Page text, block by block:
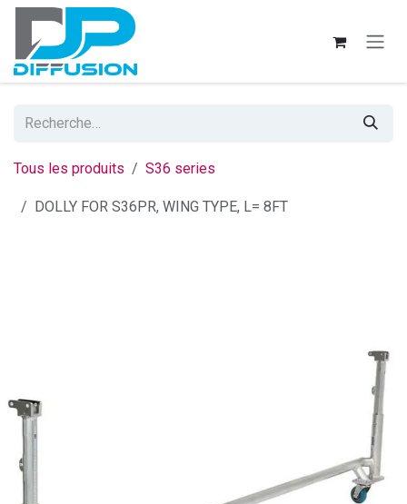
Se rendre au contenu
Tous les produits S36 series
DOLLY FOR S36PR, WING TYPE, L= 8FT